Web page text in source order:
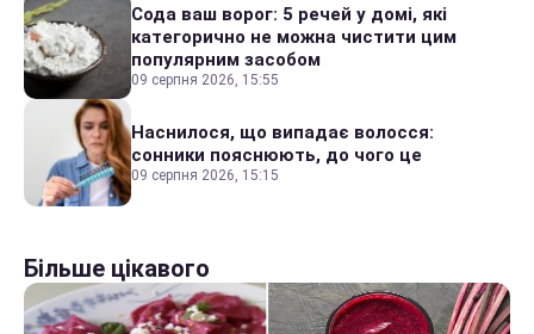
Сода ваш ворог: 5 речей у домі, які
категорично не можна чистити цим
популярним засобом
09 серпня 2026, 15:55
Наснилося, що випадає волосся:
сонники пояснюють, до чого це
09 серпня 2026, 15:15
Більше цікавого